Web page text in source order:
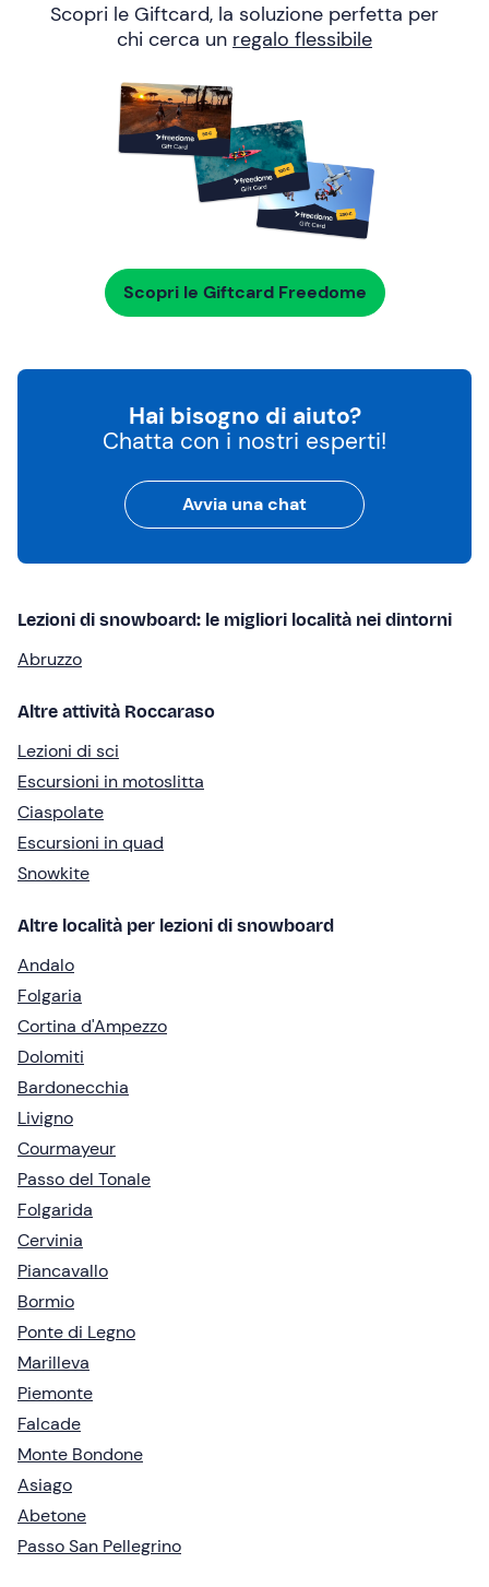
Scopri le Giftcard, la soluzione perfetta per
chi cerca un regalo flessibile
Scopri le Giftcard Freedome
Hai bisogno di aiuto?
Chatta con i nostri esperti!
Avvia una chat
Lezioni di snowboard: le migliori località nei dintorni
Abruzzo
Altre attività Roccaraso
Lezioni di sci
Escursioni in motoslitta
Ciaspolate
Escursioni in quad
Snowkite
Altre località per lezioni di snowboard
Andalo
Folgaria
Cortina d'Ampezzo
Dolomiti
Bardonecchia
Livigno
Courmayeur
Passo del Tonale
Folgarida
Cervinia
Piancavallo
Bormio
Ponte di Legno
Marilleva
Piemonte
Falcade
Monte Bondone
Asiago
Abetone
Passo San Pellegrino